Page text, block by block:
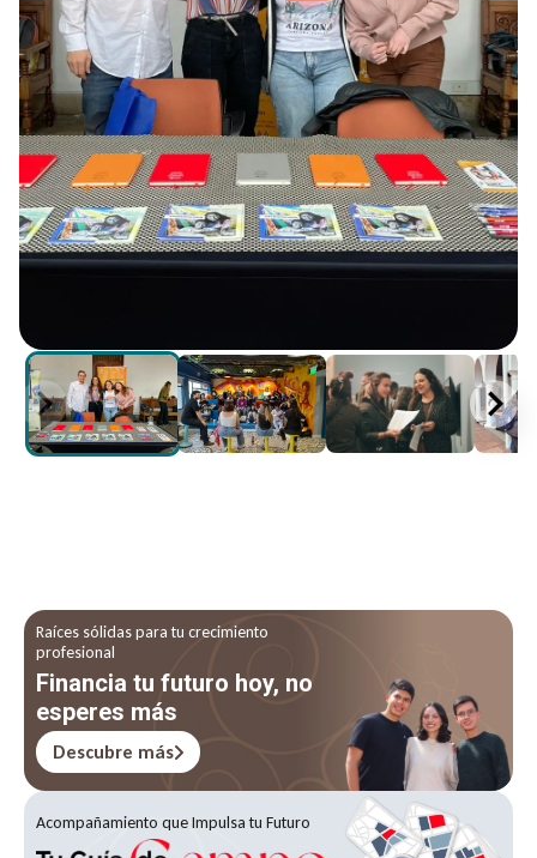
Raíces sólidas para tu crecimiento
profesional
Financia tu futuro hoy, no
esperes más
Descubre más
Acompañamiento que Impulsa tu Futuro